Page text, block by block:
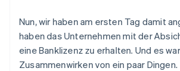
Nun, wir haben am ersten Tag damit
haben das Unternehmen mit der
eine Banklizenz zu erhalten. Und es
Zusammenwirken von ein paar Dingen.